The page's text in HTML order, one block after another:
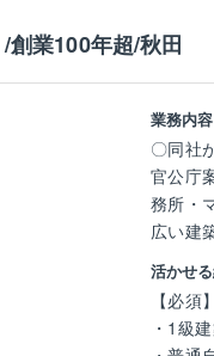
【働き
■残業
■顧客
■納品
ありま
す。
■17時
て一次
して
ではも
・大規
・大規
兼務
〈規模
▽大規
・担当
・工事
▽中規
・担当
・工事
業100年超/秋田
業務内容
〇同社
官公庁
務所・
広い建
【具体
着工
貫し
活かせ
【必須】
・1級